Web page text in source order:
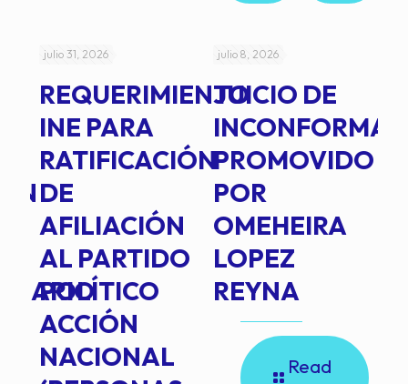
julio 31, 2026
REQUERIMIENTO
INE PARA
RATIFICACIÓN
DE
AFILIACIÓN
AL PARTIDO
POLÍTICO
ACCIÓN
NACIONAL
julio 8, 2026
JUICIO DE
INCONFORMAD
PROMOVIDO
POR
OMEHEIRA
LOPEZ
REYNA
Read